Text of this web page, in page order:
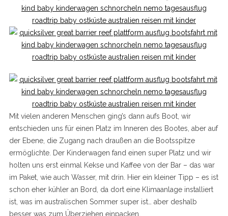
Mit vielen anderen Menschen ging’s dann aufs Boot, wir
entschieden uns für einen Platz im Inneren des Bootes, aber auf
der Ebene, die Zugang nach draußen an die Bootsspitze
ermöglichte. Der Kinderwagen fand einen super Platz und wir
holten uns erst einmal Kekse und Kaffee von der Bar – das war
im Paket, wie auch Wasser, mit drin. Hier ein kleiner Tipp – es ist
schon eher kühler an Bord, da dort eine Klimaanlage installiert
ist, was im australischen Sommer super ist… aber deshalb
besser was zum Überziehen einpacken.